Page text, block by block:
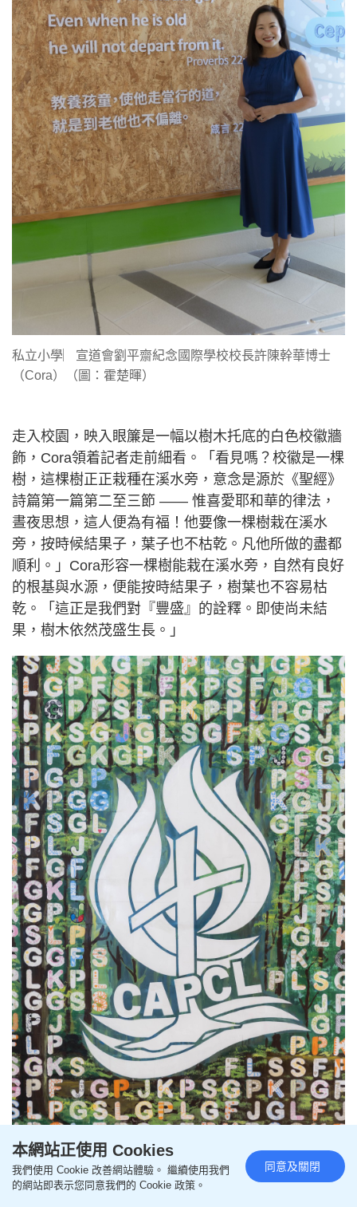
私立小學︳宣道會劉平齋紀念國際學校校長許陳幹華博士
（Cora）（圖：霍楚暉）
走入校園，映入眼簾是一幅以樹木托底的白色校徽牆
飾，Cora領着記者走前細看。「看見嗎？校徽是一棵
樹，這棵樹正正栽種在溪水旁，意念是源於《聖經》
詩篇第一篇第二至三節 —— 惟喜愛耶和華的律法，
晝夜思想，這人便為有福！他要像一棵樹栽在溪水
旁，按時候結果子，葉子也不枯乾。凡他所做的盡都
順利。」Cora形容一棵樹能栽在溪水旁，自然有良好
的根基與水源，便能按時結果子，樹葉也不容易枯
乾。「這正是我們對『豐盛』的詮釋。即使尚未結
果，樹木依然茂盛生長。」
CAPCL的校徽是一棵栽種在溪水旁的大樹，意念來自詩
本網站正使用 Cookies
我們使用 Cookie 改善網站體驗。 繼續使用我們
的網站即表示您同意我們的 Cookie 政策。
同意及關閉